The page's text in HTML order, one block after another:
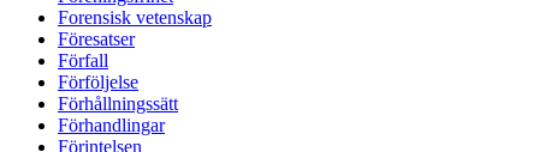
Forensisk vetenskap
Föresatser
Förfall
Förföljelse
Förhållningssätt
Förhandlingar
Förintelsen